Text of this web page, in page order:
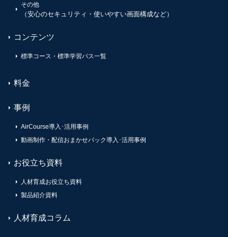
その他
（安心のセキュリティ・使いやすい画面構成など）
コンテンツ
標準コース・標準学習パス一覧
料金
事例
AirCourse導入･活用事例
動画制作・配信おまかせパック導入･活用事例
お役立ち資料
人材育成お役立ち資料
製品紹介資料
人材育成コラム